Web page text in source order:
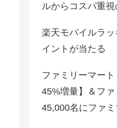
ルからコスパ重
楽天モバイルラ
イントが当たる
ファミリーマー
45%増量】＆フ
45,000名にファ